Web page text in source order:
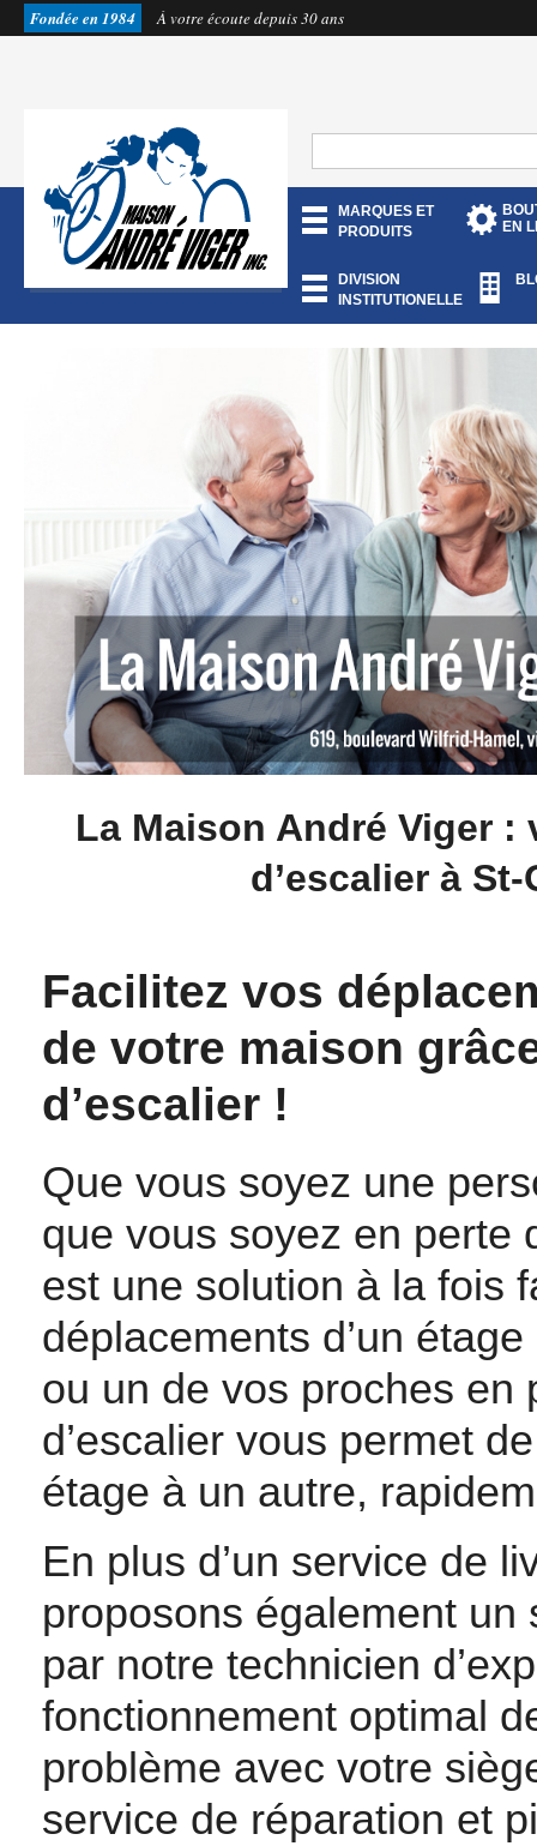
Fondée en 1984 À votre écoute depuis 30 ans
MARQUES ET
PRODUITS
EN
DIVISION
INSTITUTIONELLE
La Maison André Viger
d’escalier à
Facilitez vos
de votre maison
d’escalier !
Que vous soyez une
que vous soyez en perte
est une solution à la fois
déplacements d’un
ou un de vos proches en
d’escalier vous permet
étage à un autre,
En plus d’un service de
proposons également un
par notre technicien
fonctionnement optimal
problème avec votre
service de réparation et